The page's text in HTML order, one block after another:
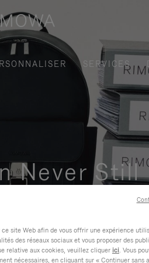
SERVICES
Never Still
déplacements quotidiens en
site Web afin de vous offrir une expérience
des réseaux sociaux et vous proposer des
relative aux cookies, veuillez cliquer ici. Vous
nécessaires, en cliquant sur « Continuer sans